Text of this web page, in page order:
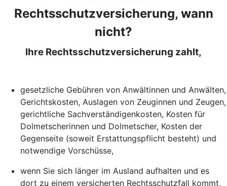
Rechtsschutzversicherung, wann
nicht?
Ihre Rechtsschutzversicherung zahlt,
gesetzliche Gebühren von Anwältinnen und Anwälten,
Gerichtskosten, Auslagen von Zeuginnen und Zeugen,
gerichtliche Sachverständigenkosten, Kosten für
Dolmetscherinnen und Dolmetscher, Kosten der
Gegenseite (soweit Erstattungspflicht besteht) und
notwendige Vorschüsse,
wenn Sie sich länger im Ausland aufhalten und es
dort zu einem versicherten Rechtsschutzfall kommt,